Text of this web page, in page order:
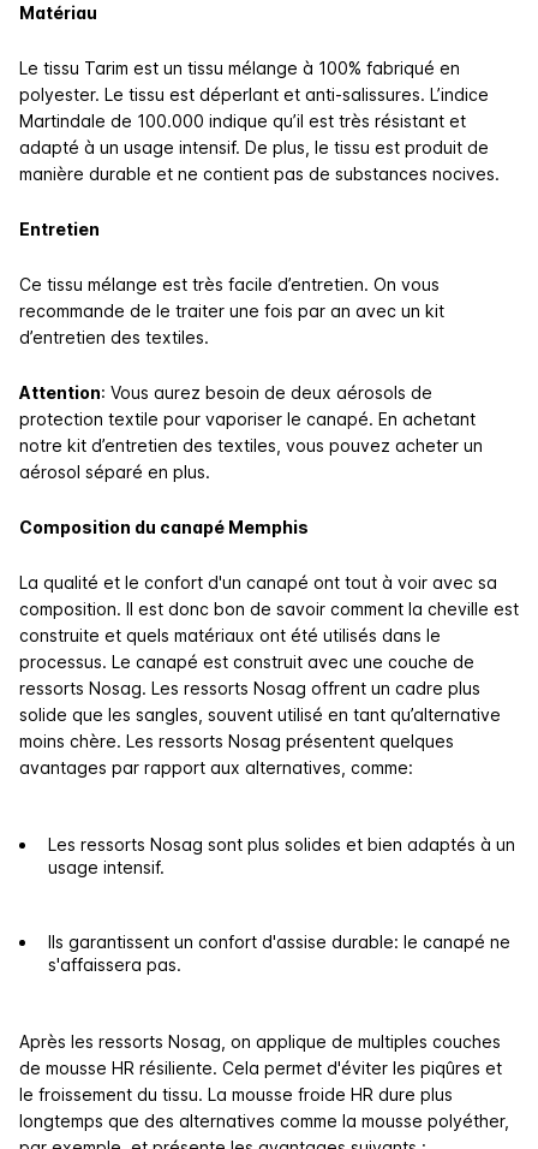
Matériau
Le tissu Tarim est un tissu mélange à 100% fabriqué en
polyester. Le tissu est déperlant et anti-salissures. L’indice
Martindale de 100.000 indique qu’il est très résistant et
adapté à un usage intensif. De plus, le tissu est produit de
manière durable et ne contient pas de substances nocives.
Entretien
Ce tissu mélange est très facile d’entretien. On vous
recommande de le traiter une fois par an avec un kit
d’entretien des textiles.
Attention: Vous aurez besoin de deux aérosols de
protection textile pour vaporiser le canapé. En achetant
notre kit d’entretien des textiles, vous pouvez acheter un
aérosol séparé en plus.
Composition du canapé Memphis
La qualité et le confort d'un canapé ont tout à voir avec sa
composition. Il est donc bon de savoir comment la cheville est
construite et quels matériaux ont été utilisés dans le
processus. Le canapé est construit avec une couche de
ressorts Nosag. Les ressorts Nosag offrent un cadre plus
solide que les sangles, souvent utilisé en tant qu’alternative
moins chère. Les ressorts Nosag présentent quelques
avantages par rapport aux alternatives, comme:
Les ressorts Nosag sont plus solides et bien adaptés à un
usage intensif.
Ils garantissent un confort d'assise durable: le canapé ne
s'affaissera pas.
Après les ressorts Nosag, on applique de multiples couches
de mousse HR résiliente. Cela permet d'éviter les piqûres et
le froissement du tissu. La mousse froide HR dure plus
longtemps que des alternatives comme la mousse polyéther,